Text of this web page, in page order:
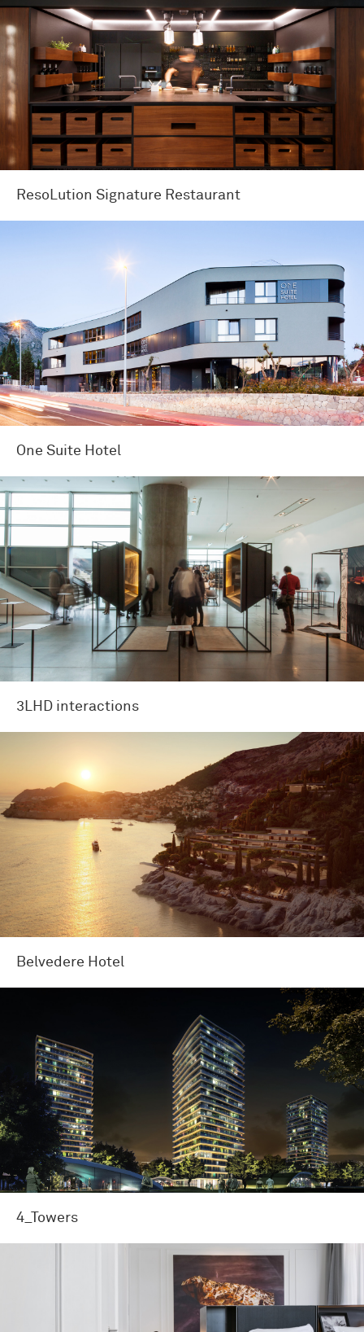
ResoLution Signature Restaurant
One Suite Hotel
3LHD interactions
Belvedere Hotel
4_Towers